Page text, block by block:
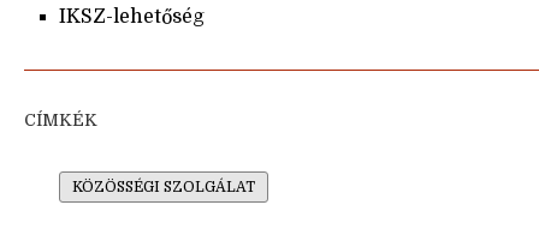
IKSZ-lehetőség
CÍMKÉK
KÖZÖSSÉGI SZOLGÁLAT